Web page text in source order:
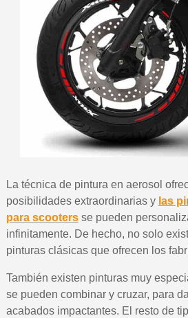
La técnica de pintura en aerosol
posibilidades extraordinarias y las
para scootersse pueden
infinitamente. De hecho, no solo
pinturas clásicas que ofrecen los
También existen pinturas muy
se pueden combinar y cruzar, para
acabados impactantes. El resto de